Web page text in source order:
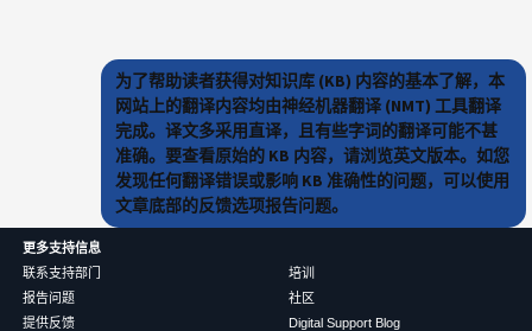
为了帮助读者获得对知识库 (KB) 内容的基本了解，本
网站上的翻译内容均由神经机器翻译 (NMT) 工具翻译
完成。译文多采用直译，且有些字词的翻译可能不甚
准确。要查看原始的 KB 内容，请浏览英文版本。如您
发现任何翻译错误或影响 KB 准确性的问题，可以使用
文章底部的反馈选项报告问题。
更多支持信息
联系支持部门
报告问题
提供反馈
培训
社区
Digital Support Blog